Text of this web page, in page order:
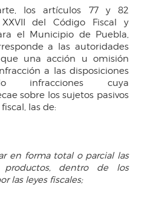
los artículos 77 y 82
del Código Fiscal y
el Municipio de Puebla,
a las autoridades
que una acción u omisión
a las disposiciones
infracciones cuya
sobre los sujetos pasivos
las de:
en forma total o parcial las
productos, dentro de los
las leyes fiscales;